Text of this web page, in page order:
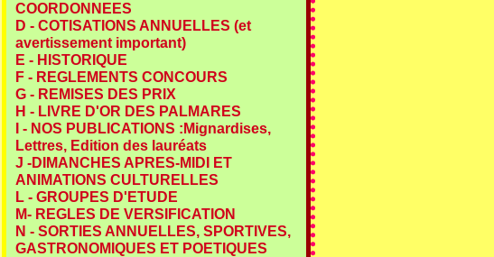
COORDONNEES
D - COTISATIONS ANNUELLES (et
avertissement important)
E - HISTORIQUE
F - REGLEMENTS CONCOURS
G - REMISES DES PRIX
H - LIVRE D'OR DES PALMARES
I - NOS PUBLICATIONS :Mignardises,
Lettres, Edition des lauréats
J -DIMANCHES APRES-MIDI ET
ANIMATIONS CULTURELLES
L - GROUPES D'ETUDE
M- REGLES DE VERSIFICATION
N - SORTIES ANNUELLES, SPORTIVES,
GASTRONOMIQUES ET POETIQUES